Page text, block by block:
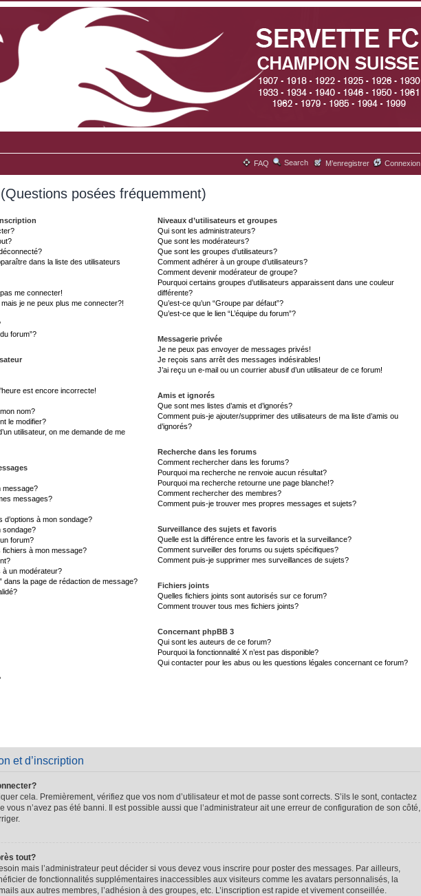
FAQ Search M’enregistrer Connexion
posées fréquemment)
dans la liste des utilisateurs
me connecter!
je ne peux plus me connecter?!
forum”?
est encore incorrecte!
nom?
le modifier?
utilisateur, on me demande de me
message?
messages?
d’options à mon sondage?
sondage?
forum?
fichiers à mon message?
un modérateur?
dans la page de rédaction de message?
Niveaux d’utilisateurs et groupes
Qui sont les administrateurs?
Que sont les modérateurs?
Que sont les groupes d’utilisateurs?
Comment adhérer à un groupe d’utilisateurs?
Comment devenir modérateur de groupe?
Pourquoi certains groupes d’utilisateurs apparaissent dans une couleur
différente?
Qu’est-ce qu’un “Groupe par défaut”?
Qu’est-ce que le lien “L’équipe du forum”?
Messagerie privée
Je ne peux pas envoyer de messages privés!
Je reçois sans arrêt des messages indésirables!
J’ai reçu un e-mail ou un courrier abusif d’un utilisateur de ce forum!
Amis et ignorés
Que sont mes listes d’amis et d’ignorés?
Comment puis-je ajouter/supprimer des utilisateurs de ma liste d’amis ou
d’ignorés?
Recherche dans les forums
Comment rechercher dans les forums?
Pourquoi ma recherche ne renvoie aucun résultat?
Pourquoi ma recherche retourne une page blanche!?
Comment rechercher des membres?
Comment puis-je trouver mes propres messages et sujets?
Surveillance des sujets et favoris
Quelle est la différence entre les favoris et la surveillance?
Comment surveiller des forums ou sujets spécifiques?
Comment puis-je supprimer mes surveillances de sujets?
Fichiers joints
Quelles fichiers joints sont autorisés sur ce forum?
Comment trouver tous mes fichiers joints?
Concernant phpBB 3
Qui sont les auteurs de ce forum?
Pourquoi la fonctionnalité X n’est pas disponible?
Qui contacter pour les abus ou les questions légales concernant ce forum?
et d’inscription
cela. Premièrement, vérifiez que vos nom d’utilisateur et mot de passe sont corrects. S’ils le sont, contactez
vous n’avez pas été banni. Il est possible aussi que l’administrateur ait une erreur de configuration de son côté,
tout?
mais l’administrateur peut décider si vous devez vous inscrire pour poster des messages. Par ailleurs,
de fonctionnalités supplémentaires inaccessibles aux visiteurs comme les avatars personnalisés, la
aux autres membres, l’adhésion à des groupes, etc. L’inscription est rapide et vivement conseillée.